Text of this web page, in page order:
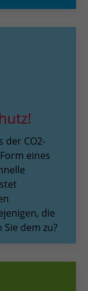
der CO2-
eines
die
dem zu?